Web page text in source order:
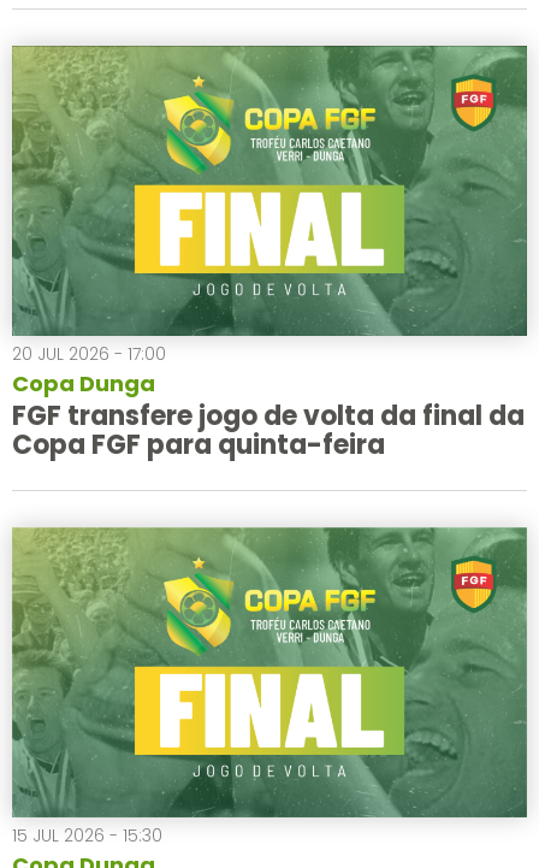
20 JUL 2026 - 17:00
Copa Dunga
FGF transfere jogo de volta da final da
Copa FGF para quinta-feira
15 JUL 2026 - 15:30